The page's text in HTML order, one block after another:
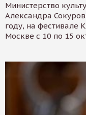
Министерство
Александра
году, на фестивале
Москве с 10 по 15